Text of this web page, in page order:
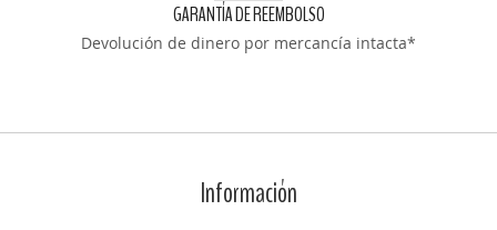
GARANTÍA DE REEMBOLSO
Devolución de dinero por mercancía intacta*
Información